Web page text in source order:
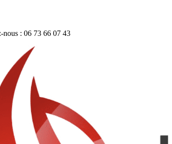
nous : 06 73 66 07 43